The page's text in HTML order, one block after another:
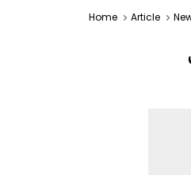
Home Article